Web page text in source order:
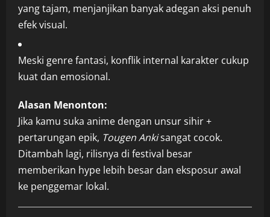
yang tajam, menjanjikan banyak adegan aksi penuh
efek visual.
Meski genre fantasi, konflik internal karakter cukup
kuat dan emosional.
Alasan Menonton:
Jika kamu suka anime dengan unsur sihir +
pertarungan epik, Tougen Ankisangat cocok.
Ditambah lagi, rilisnya di festival besar
memberikan hype lebih besar dan eksposur awal
ke penggemar lokal.